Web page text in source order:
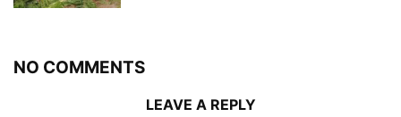
NO COMMENTS
LEAVE A REPLY